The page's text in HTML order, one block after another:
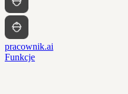
pracownik.ai
Funkcje